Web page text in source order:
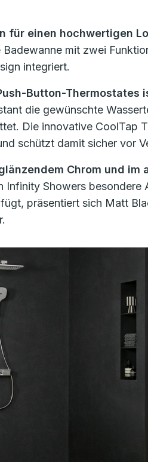
für einen hochwertigen
mit zwei
integriert.
Button-Thermostates
die gewünschte
Die innovative CoolTap
schützt damit sicher vor
Chrom und
Showers besondere
präsentiert sich Matt